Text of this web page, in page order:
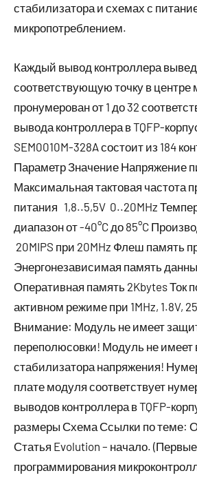
стабилизатора и схемах с
микропотреблением.
Каждый вывод контроллера
соответствующую точку в центре
пронумерован от 1 до 32
вывода контроллера в TQFP-
SEM0010M-328A состоит из 184
Параметр Значение Напряжение
Максимальная тактовая частота
питания 1,8..5,5V 0..20MHz
диапазон от -40°C до 85°C
20MIPS при 20MHz Флеш память
Энергонезависимая память
Оперативная память 2Kbytes Ток
активном режиме при 1MHz, 1.8V,
Внимание: Модуль не имеет
переполюсовки! Модуль не имеет
стабилизатора напряжения!
плате модуля соответствует
выводов контроллера в TQFP-
размеры Схема Ссылки по теме:
Статья Evolution – начало.
программирования